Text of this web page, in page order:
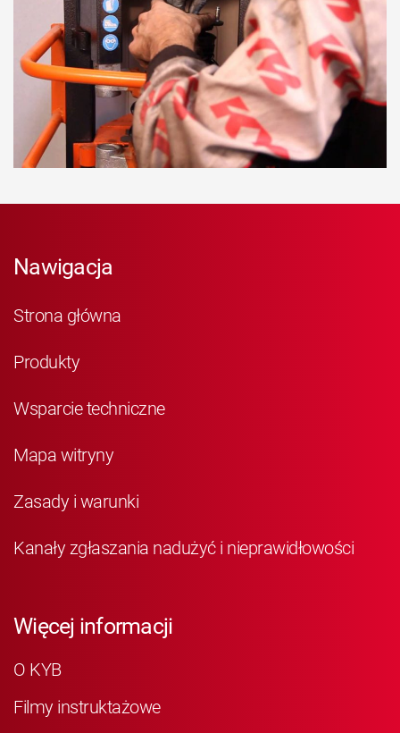
Nawigacja
Strona główna
Produkty
Wsparcie techniczne
Mapa witryny
Zasady i warunki
Kanały zgłaszania nadużyć i nieprawidłowości
Więcej informacji
O KYB
Filmy instruktażowe